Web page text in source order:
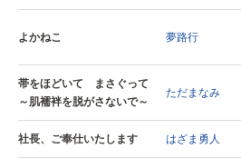
よかねこ 夢路行
帯をほどいて まさぐって
～肌襦袢を脱がさないで～
ただまなみ
社長、ご奉仕いたします はざま勇人